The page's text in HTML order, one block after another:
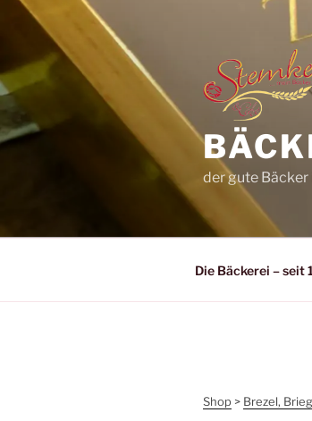
Zum
springen
der gute Bäcker
Die Bäckerei – seit
Shop > Brezel,